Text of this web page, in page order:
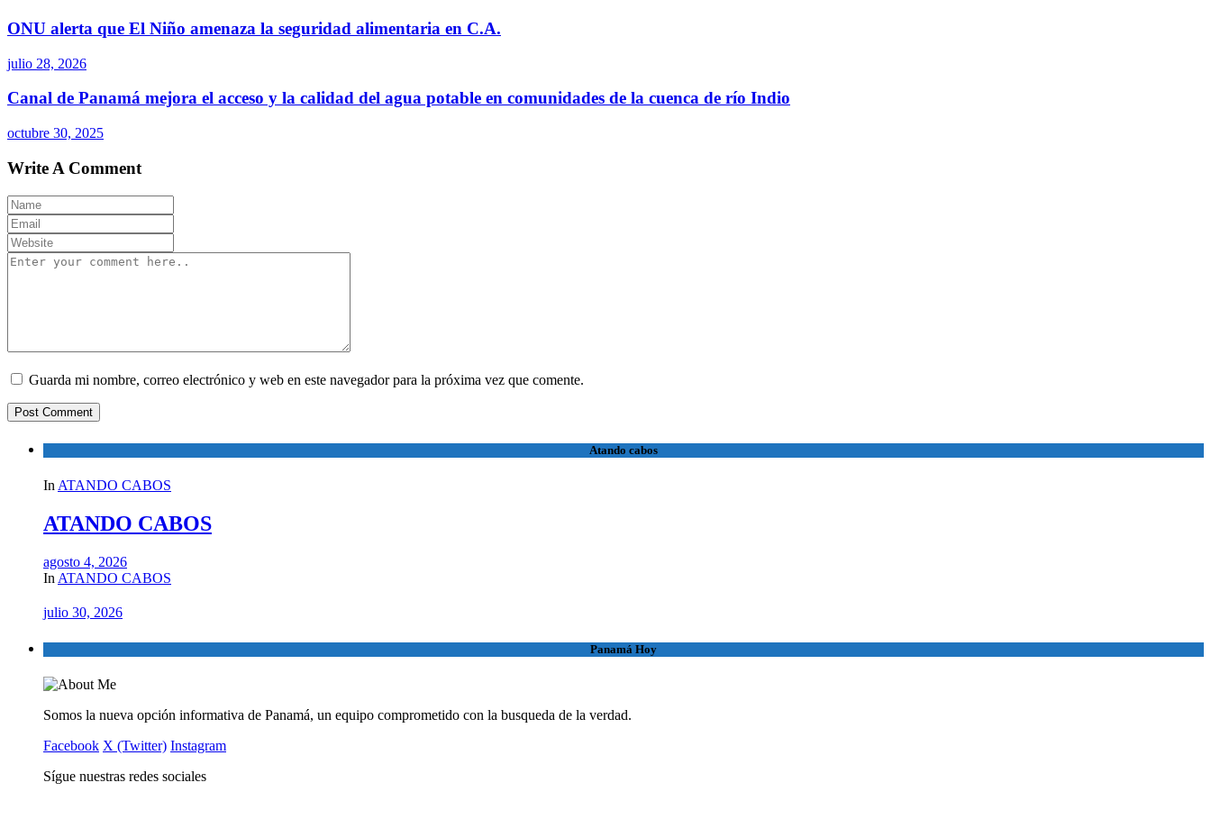
ONU alerta que El Niño amenaza la seguridad alimentaria en C.A.
julio 28, 2026
Canal de Panamá mejora el acceso y la calidad del agua potable en comunidades de la cuenca de río Indio
octubre 30, 2025
Write A Comment
Guarda mi nombre, correo electrónico y web en este navegador para la próxima vez que comente.
Atando cabos
In ATANDO CABOS
ATANDO CABOS
agosto 4, 2026
In ATANDO CABOS
julio 30, 2026
Panamá Hoy
Somos la nueva opción informativa de Panamá, un equipo comprometido con la busqueda de la verdad.
Facebook X (Twitter) Instagram
Sígue nuestras redes sociales